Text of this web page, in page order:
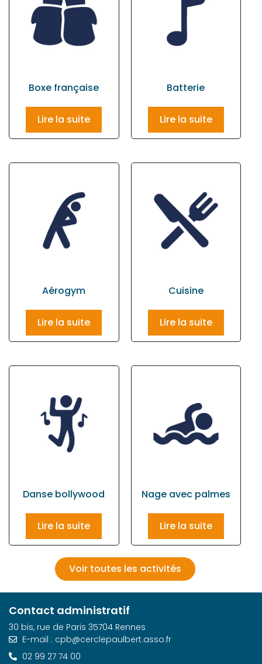
Boxe française
Lire la suite
Batterie
Lire la suite
Aérogym
Lire la suite
Cuisine
Lire la suite
Danse bollywood
Lire la suite
Nage avec palmes
Lire la suite
Voir toutes les activités
Contact administratif
30 bis, rue de Paris 35704 Rennes
E-mail : cpb@cerclepaulbert.asso.fr
02 99 27 74 00